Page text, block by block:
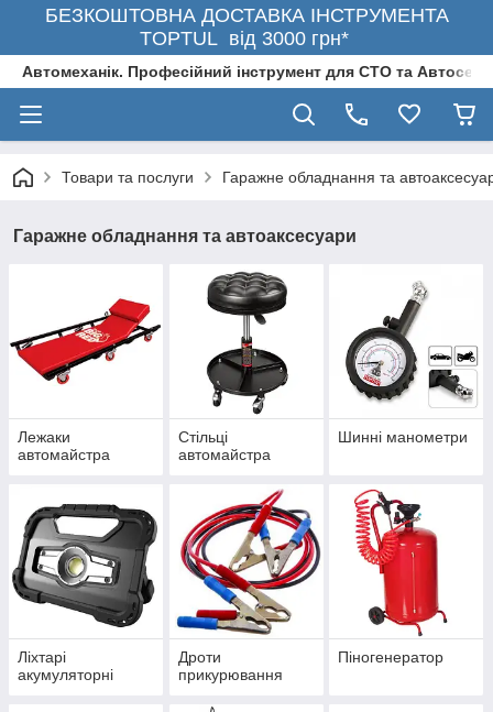
БЕЗКОШТОВНА ДОСТАВКА ІНСТРУМЕНТА
TOPTUL від 3000 грн*
Автомеханік. Професійний інструмент для СТО та
Товари та послуги Гаражне обладнання та
Гаражне обладнання та автоаксесуари
Лежаки
автомайстра
Стільці
автомайстра
Шинні манометри
Ліхтарі
акумуляторні
Дроти
прикурювання
Піногенератор